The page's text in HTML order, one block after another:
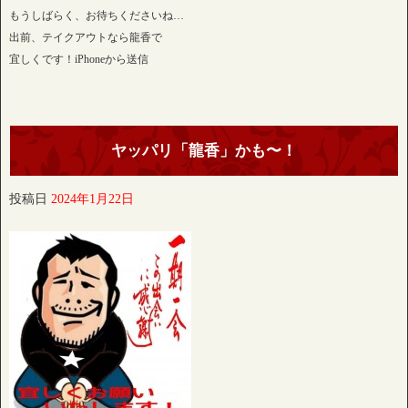
もうしばらく、お待ちくださいね…
出前、テイクアウトなら龍香で
宜しくです！iPhoneから送信
ヤッパリ「龍香」かも〜！
投稿日 2024年1月22日